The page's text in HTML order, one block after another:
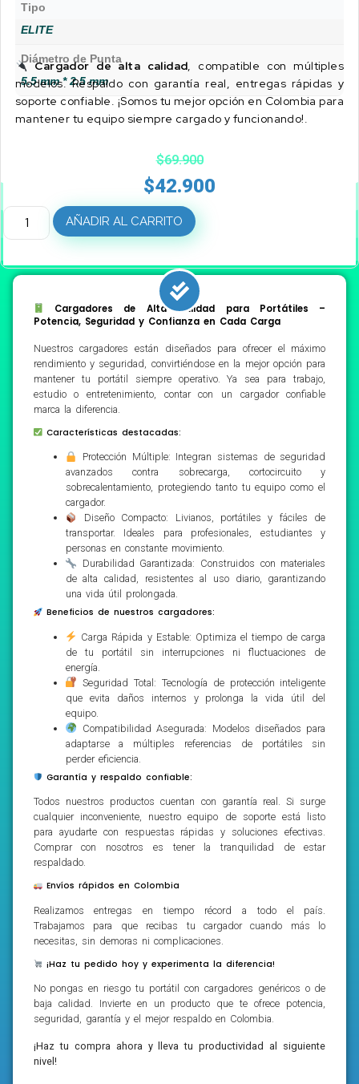
Tipo
ELITE
Diámetro de Punta
5.5 mm * 2.5 mm
Cargador de alta calidad, compatible con múltiples
modelos. Respaldo con garantía real, entregas rápidas y
soporte confiable. ¡Somos tu mejor opción en Colombia para
mantener tu equipo siempre cargado y funcionando!.
$69.900
$42.900
AÑADIR AL CARRITO
Cargadores de Alta Calidad para Portátiles –
Potencia, Seguridad y Confianza en Cada Carga
Nuestros cargadores están diseñados para ofrecer el máximo
rendimiento y seguridad, convirtiéndose en la mejor opción para
mantener tu portátil siempre operativo. Ya sea para trabajo,
estudio o entretenimiento, contar con un cargador confiable
marca la diferencia.
Características destacadas:
Protección Múltiple: Integran sistemas de seguridad
avanzados contra sobrecarga, cortocircuito y
sobrecalentamiento, protegiendo tanto tu equipo como el
cargador.
Diseño Compacto: Livianos, portátiles y fáciles de
transportar. Ideales para profesionales, estudiantes y
personas en constante movimiento.
Durabilidad Garantizada: Construidos con materiales
de alta calidad, resistentes al uso diario, garantizando
una vida útil prolongada.
Beneficios de nuestros cargadores:
Carga Rápida y Estable: Optimiza el tiempo de carga
de tu portátil sin interrupciones ni fluctuaciones de
energía.
Seguridad Total: Tecnología de protección inteligente
que evita daños internos y prolonga la vida útil del
equipo.
Compatibilidad Asegurada: Modelos diseñados para
adaptarse a múltiples referencias de portátiles sin
perder eficiencia.
Garantía y respaldo confiable:
Todos nuestros productos cuentan con garantía real. Si surge
cualquier inconveniente, nuestro equipo de soporte está listo
para ayudarte con respuestas rápidas y soluciones efectivas.
Comprar con nosotros es tener la tranquilidad de estar
respaldado.
Envíos rápidos en Colombia
Realizamos entregas en tiempo récord a todo el país.
Trabajamos para que recibas tu cargador cuando más lo
necesitas, sin demoras ni complicaciones.
¡Haz tu pedido hoy y experimenta la diferencia!
No pongas en riesgo tu portátil con cargadores genéricos o de
baja calidad. Invierte en un producto que te ofrece potencia,
seguridad, garantía y el mejor respaldo en Colombia.
¡Haz tu compra ahora y lleva tu productividad al siguiente
nivel!